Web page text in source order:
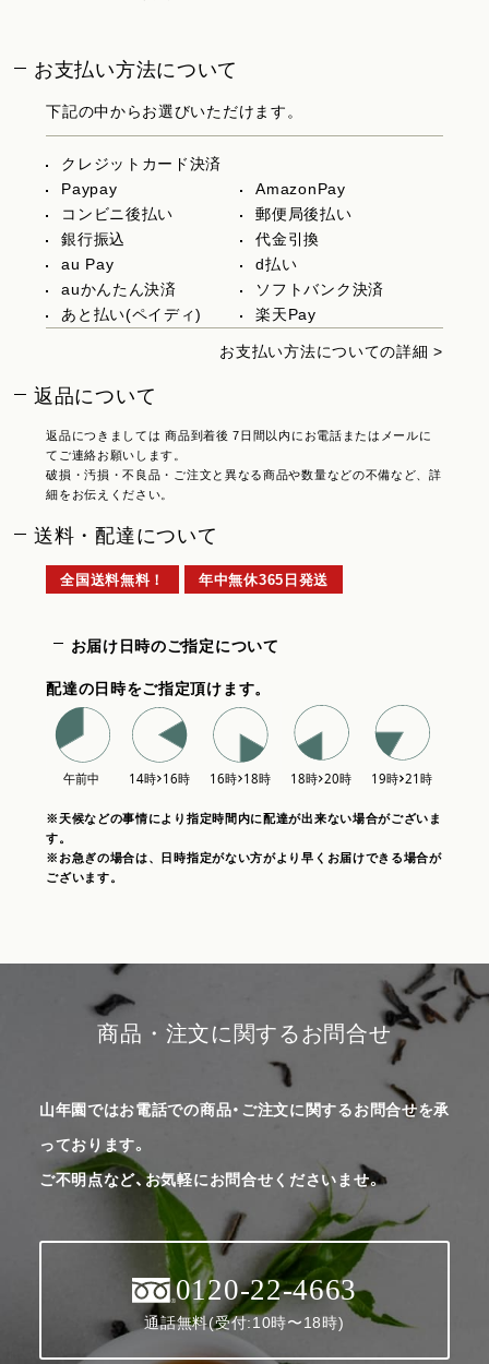
お支払い方法について
下記の中からお選びいただけます。
クレジットカード決済
Paypay
AmazonPay
コンビニ後払い
郵便局後払い
銀行振込
代金引換
au Pay
d払い
auかんたん決済
ソフトバンク決済
あと払い(ペイディ)
楽天Pay
お支払い方法についての詳細 >
返品について
返品につきましては 商品到着後 7日間以内にお電話またはメールに
てご連絡お願いします。
破損・汚損・不良品・ご注文と異なる商品や数量などの不備など、詳
細をお伝えください。
送料・配達について
全国送料無料！ 年中無休365日発送
お届け日時のご指定について
配達の日時をご指定頂けます。
※天候などの事情により指定時間内に配達が出来ない場合がございま
す。
※お急ぎの場合は、日時指定がない方がより早くお届けできる場合が
ございます。
商品・注文に関するお問合せ
山年園ではお電話での商品・ご注文に関するお問合せを承
っております。
ご不明点など、お気軽にお問合せくださいませ。
0120-22-4663
通話無料(受付:10時〜18時)